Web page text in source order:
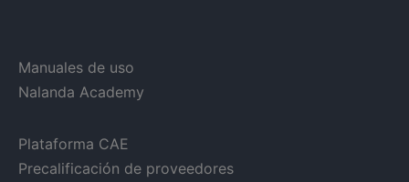
Manuales de uso
Nalanda Academy
Plataforma CAE
Precalificación de proveedores